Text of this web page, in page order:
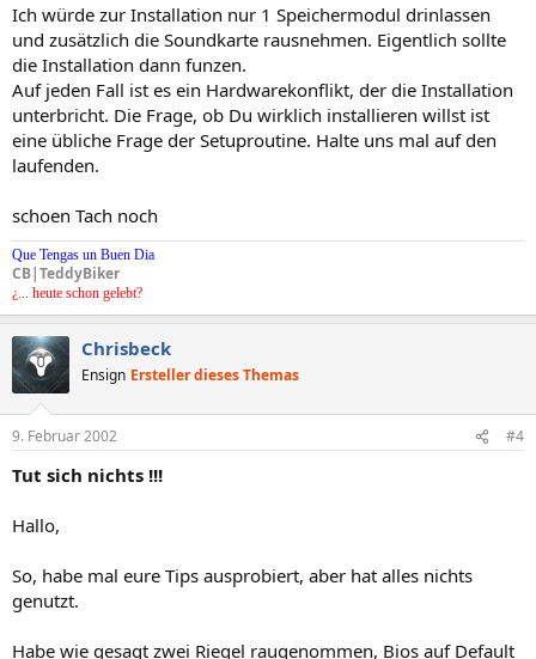
Ich würde zur Installation nur 1 Speichermodul drinlassen
und zusätzlich die Soundkarte rausnehmen. Eigentlich sollte
die Installation dann funzen.
Auf jeden Fall ist es ein Hardwarekonflikt, der die Installation
unterbricht. Die Frage, ob Du wirklich installieren willst ist
eine übliche Frage der Setuproutine. Halte uns mal auf den
laufenden.
schoen Tach noch
Que Tengas un Buen Dia
CB|TeddyBiker
¿... heute schon gelebt?
Chrisbeck
Ensign Ersteller dieses Themas
9. Februar 2002 #4
Tut sich nichts !!!
Hallo,
So, habe mal eure Tips ausprobiert, aber hat alles nichts
genutzt.
Habe wie gesagt zwei Riegel raugenommen, Bios auf Default